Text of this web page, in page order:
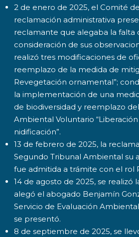
2 de enero de 2025, el Comité
reclamación administrativa
reclamante que alegaba la falta
consideración de sus
realizó tres modificaciones de
reemplazo de la medida de
Revegetación ornamental”;
la implementación de una
de biodiversidad y reemplazo
Ambiental Voluntario
nidificación”.
13 de febrero de 2025, la
Segundo Tribunal Ambiental su
fue admitida a trámite con el rol
14 de agosto de 2025, se realizó
alegó el abogado Benjamín
Servicio de Evaluación
se presentó.
8 de septiembre de 2025, se